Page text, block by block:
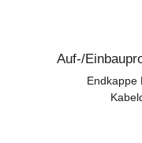
Auf-/
Endkappe